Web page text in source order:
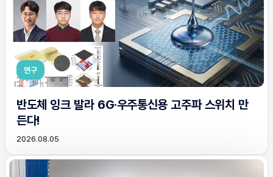
연구
반도체 잉크 발라 6G·우주통신용 고주파 스위치 만
든다!
2026.08.05